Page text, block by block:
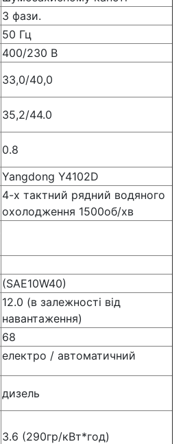
3 фази.
50 Гц
400/230 В
33,0/40,0
35,2/44.0
0.8
Yangdong Y4102D
4-х тактний рядний водяного
охолодження 1500об/хв
(SAE10W40)
12.0 (в залежності від
навантаження)
68
електро / автоматичний
дизель
3.6 (290гр/кВт*год)